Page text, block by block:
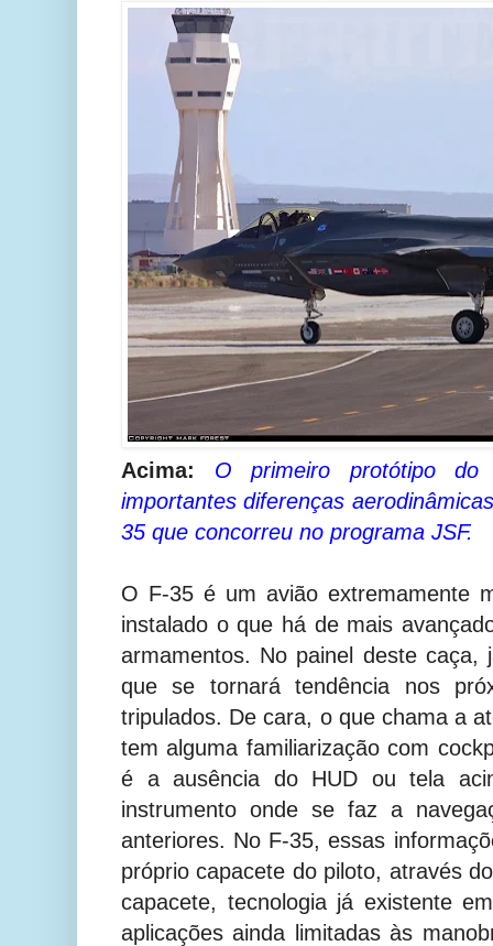
Acima:
O primeiro protótipo
importantes diferenças
35 que concorreu no programa JSF.
O F-35 é um avião extremamente
instalado o que há de mais
armamentos. No painel deste caça,
que se tornará tendência nos
tripulados. De cara, o que chama a
tem alguma familiarização com
é a ausência do HUD ou tela
instrumento onde se faz a
anteriores. No F-35, essas
próprio capacete do piloto, através
capacete, tecnologia já existente
aplicações ainda limitadas às